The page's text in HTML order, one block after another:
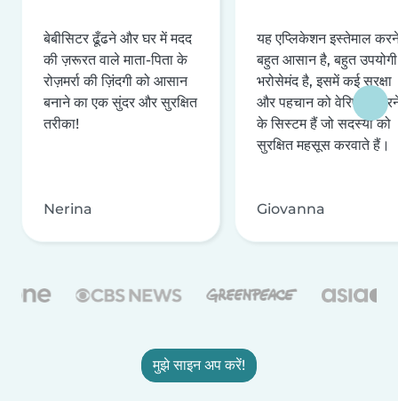
बेबीसिटर ढूँढने और घर में मदद
की ज़रूरत वाले माता-पिता के
रोज़मर्रा की ज़िंदगी को आसान
बनाने का एक सुंदर और सुरक्षित
तरीका!
Nerina
यह एप्लिकेशन इस्तेमाल
बहुत आसान है, बहुत
भरोसेमंद है, इसमें कई सुरक्षा
और पहचान को वेरिफ़ाई
के सिस्टम हैं जो सदस्यों को
सुरक्षित महसूस करवाते हैं।
Giovanna
मुझे साइन अप करें!